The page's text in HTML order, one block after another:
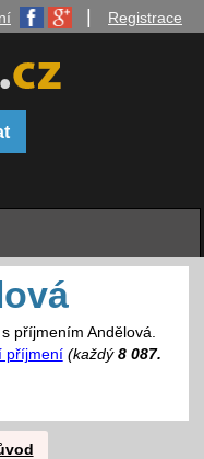
Registrace
příjmením Andělová.
příjmení (každý 8 087.